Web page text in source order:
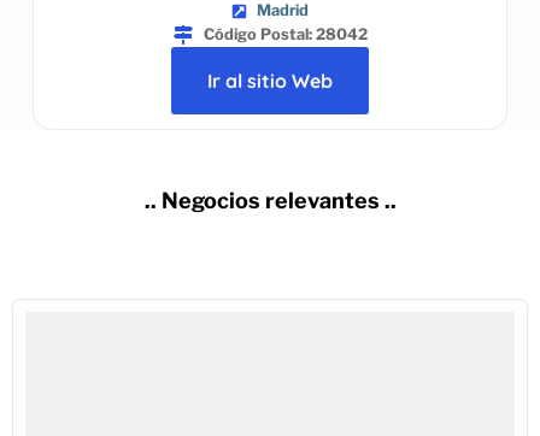
Madrid
Código Postal: 28042
Ir al sitio Web
.. Negocios relevantes ..